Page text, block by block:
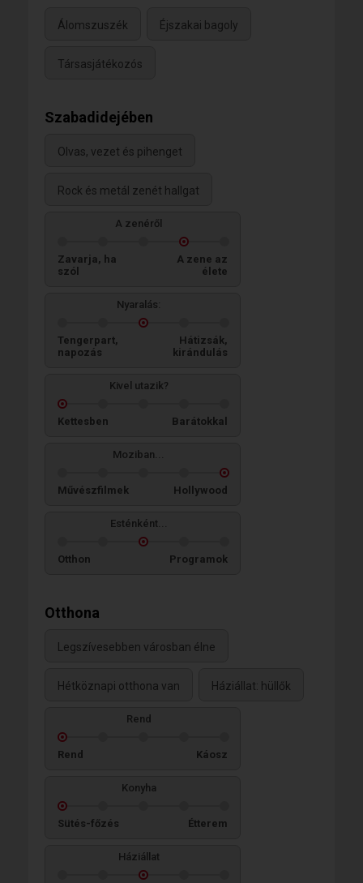
Álomszuszék Éjszakai bagoly
Társasjátékozós
Szabadidejében
Olvas, vezet és pihenget
Rock és metál zenét hallgat
A zenéről
Zavarja, ha
szól
A zene az
élete
Nyaralás:
Tengerpart,
napozás
Hátizsák,
kirándulás
Kivel utazik?
Kettesben Barátokkal
Moziban...
Művészfilmek Hollywood
Esténként...
Otthon Programok
Otthona
Legszívesebben városban élne
Hétköznapi otthona van Háziállat: hüllők
Rend
Rend Káosz
Konyha
Sütés-főzés Étterem
Háziállat